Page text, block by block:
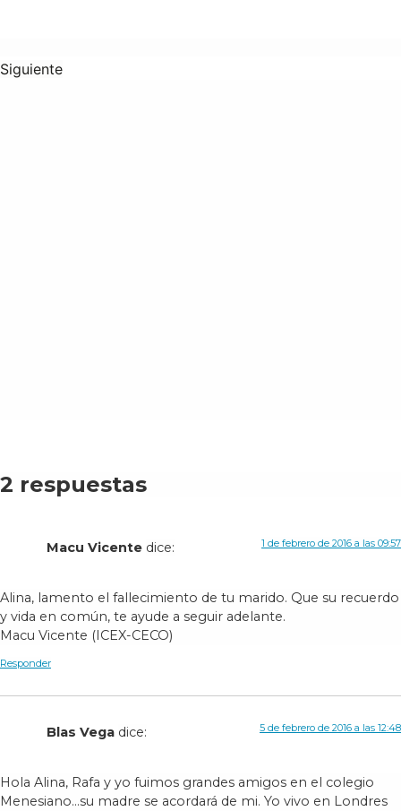
Siguiente
2 respuestas
Macu Vicente dice: 1 de febrero de 2016 a las 09:57
Alina, lamento el fallecimiento de tu marido. Que su recuerdo
y vida en común, te ayude a seguir adelante.
Macu Vicente (ICEX-CECO)
Responder
Blas Vega dice: 5 de febrero de 2016 a las 12:48
Hola Alina, Rafa y yo fuimos grandes amigos en el colegio
Menesiano…su madre se acordará de mi. Yo vivo en Londres